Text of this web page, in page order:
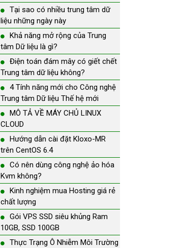
Tại sao có nhiều trung tâm dữ
liệu những ngày này
Khả năng mở rộng của Trung
tâm Dữ liệu là gì?
Điện toán đám mây có giết chết
Trung tâm dữ liệu không?
4 Tính năng mới cho Công nghệ
Trung tâm Dữ liệu Thế hệ mới
MÔ TẢ VỀ MÁY CHỦ LINUX
CLOUD
Hướng dẫn cài đặt Kloxo-MR
trên CentOS 6.4
Có nên dùng công nghệ ảo hóa
Kvm không?
Kinh nghiệm mua Hosting giá rẻ
chất lượng
Gói VPS SSD siêu khủng Ram
10GB, SSD 100GB
Thực Trạng Ô Nhiễm Môi Trường